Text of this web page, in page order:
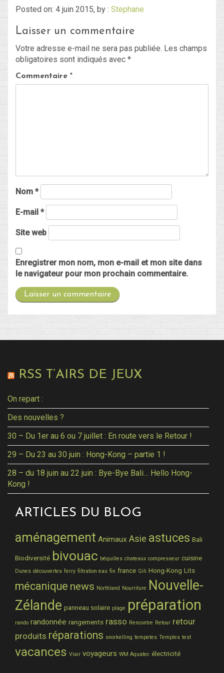
Blog
Non classé
Posted on: 4 juin 2015, by : Stephane
Laisser un commentaire
Votre adresse e-mail ne sera pas publiée. Les champs
obligatoires sont indiqués avec *
Commentaire *
Nom *
E-mail *
Site web
Enregistrer mon nom, mon e-mail et mon site dans
le navigateur pour mon prochain commentaire.
RSS T’AIRS DE JEUX
On repart :
Des nouvelles ?
30 – Du 1er au 6 ou 7 juillet : En route vers le Retour !
29 – Du 23 au 30 juin : Hong-Kong – partie 1 !
28 – du 18 juin au 22 juin : Bye-Bye Bali… Hello Hong-
Kong !
ARTICLES DU BLOG
aménagement Animaux Asie astuces Bali
Biodiversité bivouac béquilles chateaux compresseur cuisine
Dunes découvertes ferry filtration eau fin france Gili Hong-Kong Lits
mécanique news Northland Nourriture Nouvelle-
Zélande panneau solaire plage préparation
rando randonnée rangements rasso Rencontre Retour retour
produits réparations snorkelling tempetes Temples test
vacances Viair voyageurs WM Aquatec électricité